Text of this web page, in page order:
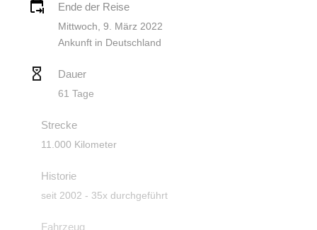
Ende der Reise
Mittwoch, 9. März 2022
Ankunft in Deutschland
Dauer
61 Tage
Strecke
11.000 Kilometer
Historie
seit 2002 - 35x durchgeführt
Fahrzeug